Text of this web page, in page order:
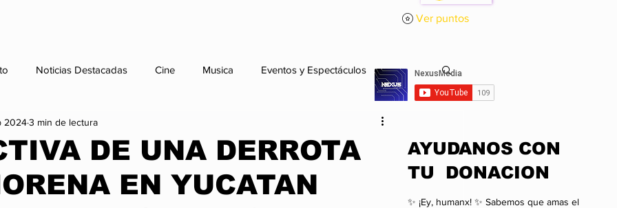
Ver puntos
Noticias Destacadas Cine Musica Eventos y Espectáculos
Vida Sana
Infórmate Nexus Noticia Internacional Nexus Noticia Nacional
DE UNA DERROTA
EN YUCATAN
20243 min de lectura
​AYUDANOS CON
TU DONACION
✨ ¡Ey, humanx! ✨ Sabemos que amas el